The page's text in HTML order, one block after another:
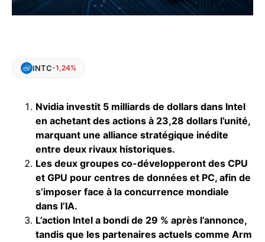
INTC-1,24%
Nvidia investit 5 milliards de dollars dans Intel
en achetant des actions à 23,28 dollars l’unité,
marquant une alliance stratégique inédite
entre deux rivaux historiques.
Les deux groupes co-développeront des CPU
et GPU pour centres de données et PC, afin de
s’imposer face à la concurrence mondiale
dans l’IA.
L’action Intel a bondi de 29 % après l’annonce,
tandis que les partenaires actuels comme Arm